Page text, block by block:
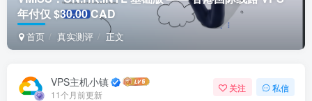
年付仅 $30.00 CAD
首页 真实测评 正文
VPS主机小镇
11个月前更新
关注 私信